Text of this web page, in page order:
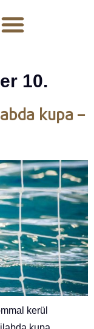
10.
kupa –
kerül